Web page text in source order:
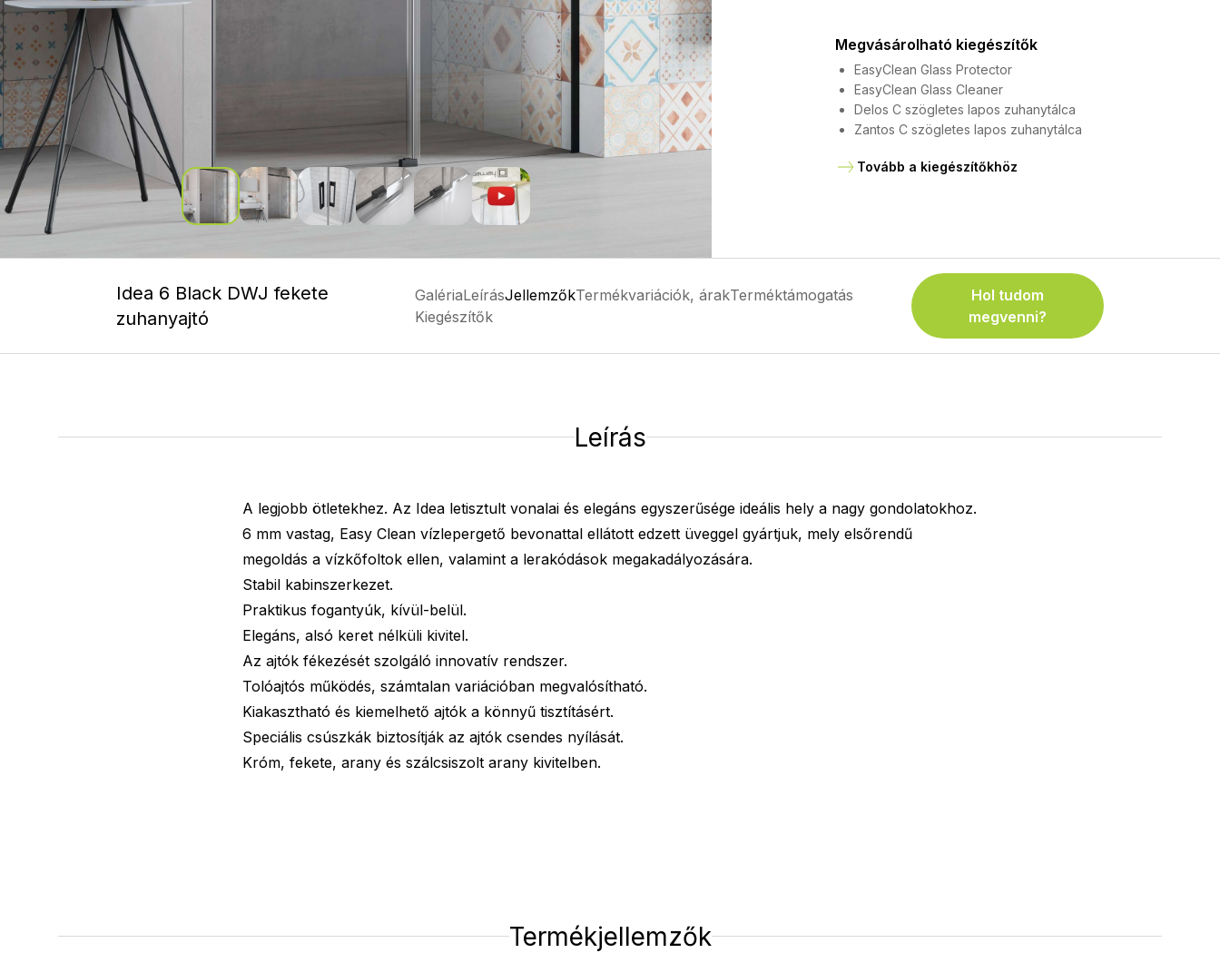
Megvásárolható kiegészítők
EasyClean Glass Protector
EasyClean Glass Cleaner
Delos C szögletes lapos zuhanytálca
Zantos C szögletes lapos zuhanytálca
Tovább a kiegészítőkhöz
Idea 6 Black DWJ fekete
zuhanyajtó
GalériaLeírásJellemzőkTermékvariációk, árakTerméktámogatás
Kiegészítők
Hol tudom
megvenni?
Leírás
A legjobb ötletekhez. Az Idea letisztult vonalai és elegáns egyszerűsége ideális hely a nagy gondolatokhoz.
6 mm vastag, Easy Clean vízlepergető bevonattal ellátott edzett üveggel gyártjuk, mely elsőrendű
megoldás a vízkőfoltok ellen, valamint a lerakódások megakadályozására.
Stabil kabinszerkezet.
Praktikus fogantyúk, kívül-belül.
Elegáns, alsó keret nélküli kivitel.
Az ajtók fékezését szolgáló innovatív rendszer.
Tolóajtós működés, számtalan variációban megvalósítható.
Kiakasztható és kiemelhető ajtók a könnyű tisztításért.
Speciális csúszkák biztosítják az ajtók csendes nyílását.
Króm, fekete, arany és szálcsiszolt arany kivitelben.
Termékjellemzők